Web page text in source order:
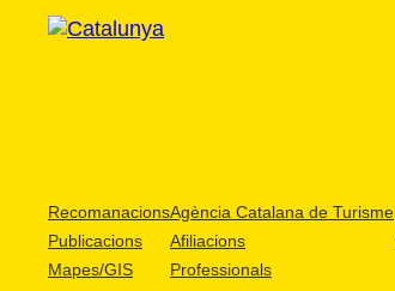
Recomanacions
Publicacions
Mapes/GIS
Agència Catalana de Turisme
Afiliacions
Professionals